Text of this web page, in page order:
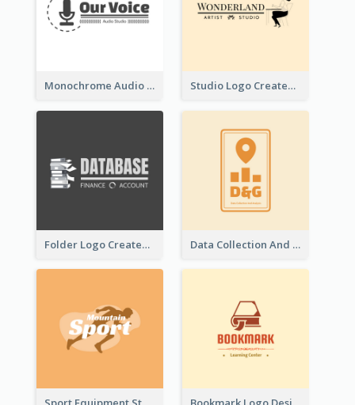
Monochrome Audio Studio Logo Created With Graphic Of microphone Studio Logo Created With Monochrome Words And Illustration
Folder Logo Created For Finance And Account Company Data Collection And Analysis Logo Generated With Graphic Of Chart And GPS